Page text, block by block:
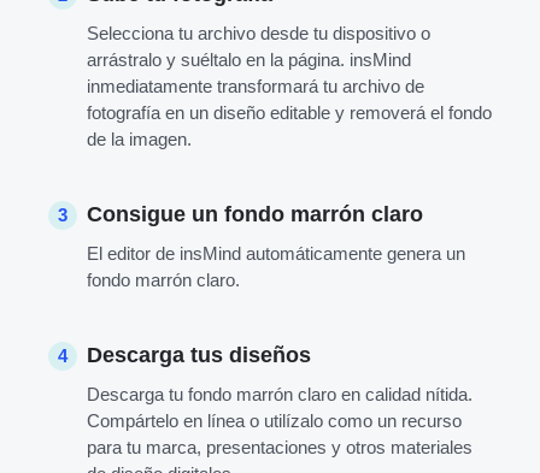
Selecciona tu archivo desde tu dispositivo o
arrástralo y suéltalo en la página. insMind
inmediatamente transformará tu archivo de
fotografía en un diseño editable y removerá el fondo
de la imagen.
3 Consigue un fondo marrón claro
El editor de insMind automáticamente genera un
fondo marrón claro.
4 Descarga tus diseños
Descarga tu fondo marrón claro en calidad nítida.
Compártelo en línea o utilízalo como un recurso
para tu marca, presentaciones y otros materiales